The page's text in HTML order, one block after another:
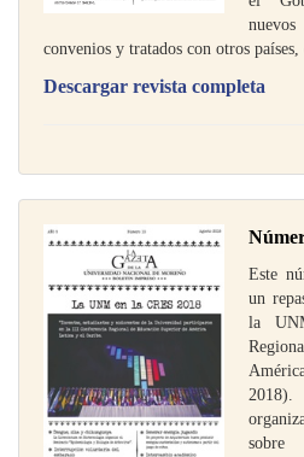
convenios y tratados con otros países,
Descargar revista completa
Este
un
la